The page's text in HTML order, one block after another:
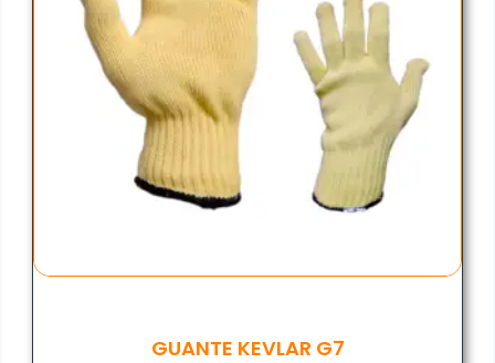
GUANTE KEVLAR G7